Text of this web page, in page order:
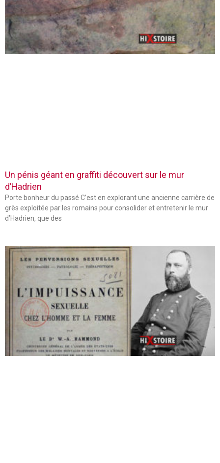
Un pénis géant en graffiti découvert sur le mur
d’Hadrien
Porte bonheur du passé C’est en explorant une ancienne carrière de
grès exploitée par les romains pour consolider et entretenir le mur
d’Hadrien, que des